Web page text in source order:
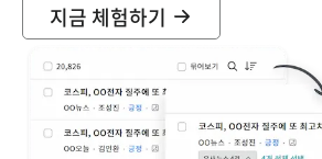
지금 체험하기